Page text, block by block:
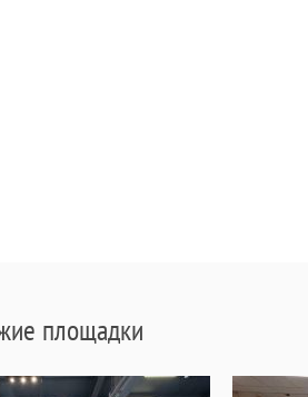
площадки